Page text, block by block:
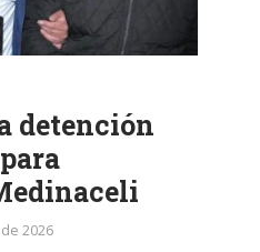
detención
2026